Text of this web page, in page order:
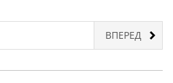
ВПЕРЕД